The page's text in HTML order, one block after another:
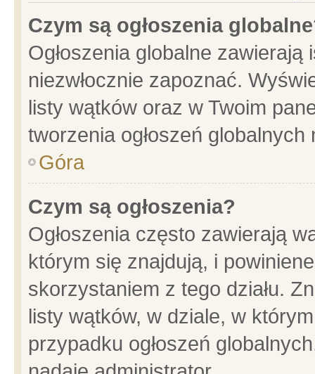
Czym są ogłoszenia
Ogłoszenia globalne
niezwłocznie zapoznać.
listy wątków oraz w Twoim
tworzenia ogłoszeń
Góra
Czym są ogłoszenia?
Ogłoszenia często zawierają
którym się znajdują, i
skorzystaniem z tego działu.
listy wątków, w dziale, w
przypadku ogłoszeń